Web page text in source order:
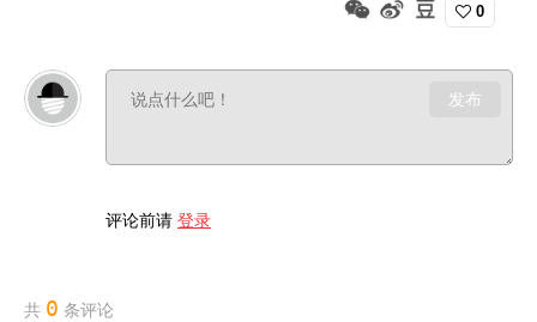
0
发布
评论前请 登录
共 0 条评论